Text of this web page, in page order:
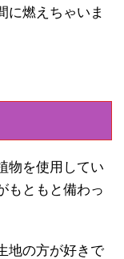
に燃えちゃいま
物を使用してい
もともと備わっ
地の方が好きで